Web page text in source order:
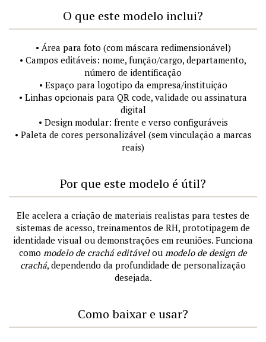
O que este modelo inclui?
• Área para foto (com máscara redimensionável)
• Campos editáveis: nome, função/cargo, departamento,
número de identificação
• Espaço para logotipo da empresa/instituição
• Linhas opcionais para QR code, validade ou assinatura
digital
• Design modular: frente e verso configuráveis
• Paleta de cores personalizável (sem vinculação a marcas
reais)
Por que este modelo é útil?
Ele acelera a criação de materiais realistas para testes de
sistemas de acesso, treinamentos de RH, prototipagem de
identidade visual ou demonstrações em reuniões. Funciona
como modelo de crachá editávelou modelo de design de
crachá, dependendo da profundidade de personalização
desejada.
Como baixar e usar?